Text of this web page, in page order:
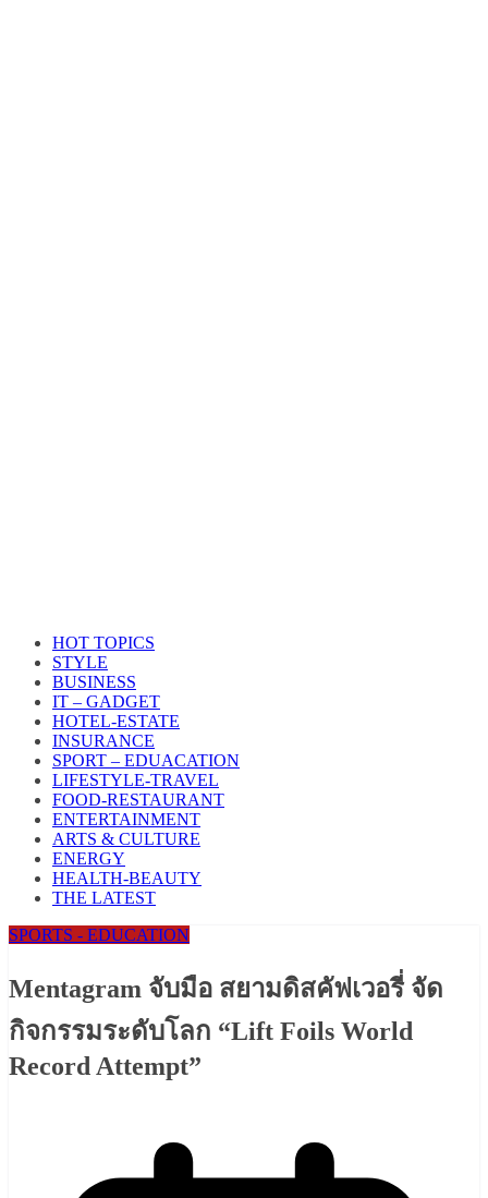
HOT TOPICS
STYLE
BUSINESS
IT – GADGET
HOTEL-ESTATE
INSURANCE
SPORT – EDUACATION
LIFESTYLE​-TRAVEL​
FOOD-RESTAURANT
ENTERTAINMENT
ARTS & CULTURE
ENERGY
HEALTH​-BEAUTY
THE LATEST
SPORTS - EDUCATION
Mentagram จับมือ สยามดิสคัฟเวอรี่ จัด
กิจกรรมระดับโลก “Lift Foils World
Record Attempt”